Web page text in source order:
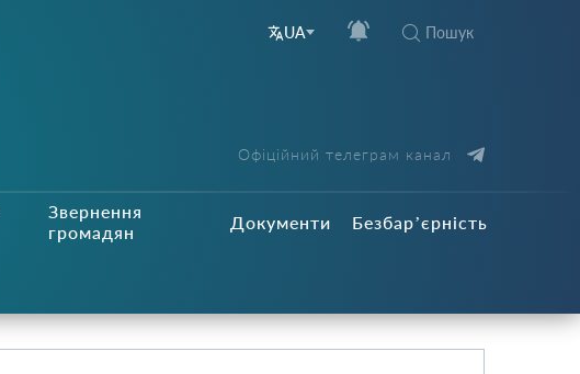
UA Пошук
Офіційний телеграм канал
Звернення
громадян
Документи Безбар’єрність